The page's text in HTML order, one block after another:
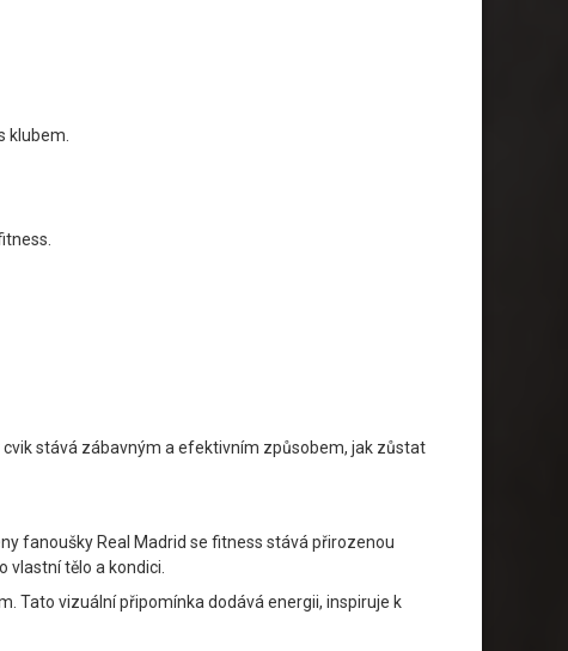
klubem.
stává zábavným a efektivním způsobem, jak zůstat
fanoušky Real Madrid se fitness stává přirozenou
vlastní tělo a kondici.
Tato vizuální připomínka dodává energii, inspiruje k